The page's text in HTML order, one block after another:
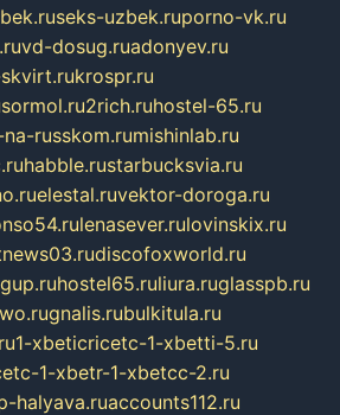
seks-uzbek.ruporno-vk.ru
vd-dosug.ruadonyev.ru
krospr.ru
sormol.ru2rich.ruhostel-65.ru
russkom.rumishinlab.ru
habble.rustarbucksvia.ru
elestal.ruvektor-doroga.ru
lenasever.rulovinskix.ru
discofoxworld.ru
hostel65.ruliura.ruglasspb.ru
gnalis.rubulkitula.ru
1-xbeticricetc-1-xbetti-5.ru
1-xbetr-1-xbetcc-2.ru
halyava.ruaccounts112.ru